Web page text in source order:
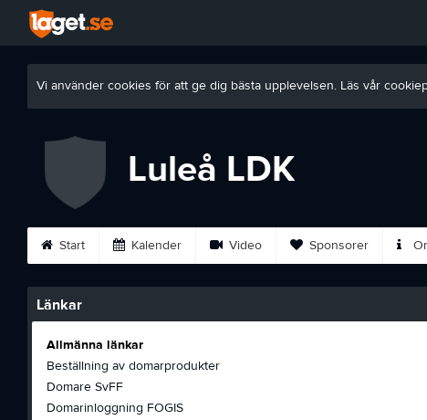
Vi använder cookies för att ge dig bästa upplevelsen. Läs vår
Luleå LDK
Start Kalender Video Sponsorer
Länkar
Allmänna länkar
Beställning av domarprodukter
Domare SvFF
Domarinloggning FOGIS